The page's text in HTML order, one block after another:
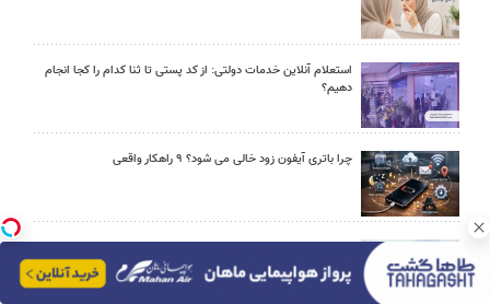
استعلام آنلاین خدمات دولتی: از کد پستی تا ثنا کدام را کجا انجام
دهیم؟
چرا باتری آیفون زود خالی می شود؟ ۹ راهکار واقعی
برای سفرهای طولانی کدام اتوبوس را انتخاب کنیم؟ راهنمای خرید در
فلای تودی